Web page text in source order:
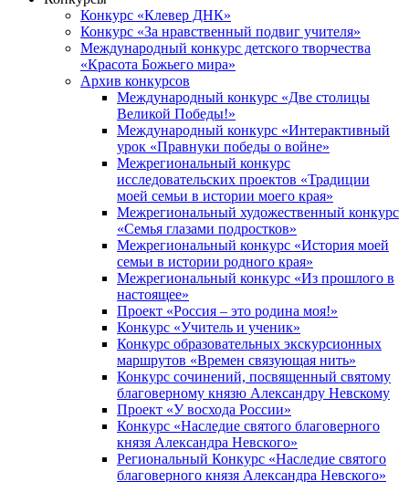
Конкурс «Клевер ДНК»
Конкурс «За нравственный подвиг учителя»
Международный конкурс детского творчества
«Красота Божьего мира»
Архив конкурсов
Международный конкурс «Две столицы
Великой Победы!»
Международный конкурс «Интерактивный
урок «Правнуки победы о войне»
Межрегиональный конкурс
исследовательских проектов «Традиции
моей семьи в истории моего края»
Межрегиональный художественный конкурс
«Семья глазами подростков»
Межрегиональный конкурс «История моей
семьи в истории родного края»
Межрегиональный конкурс «Из прошлого в
настоящее»
Проект «Россия – это родина моя!»
Конкурс «Учитель и ученик»
Конкурс образовательных экскурсионных
маршрутов «Времен связующая нить»
Конкурс сочинений, посвященный святому
благоверному князю Александру Невскому
Проект «У восхода России»
Конкурс «Наследие святого благоверного
князя Александра Невского»
Региональный Конкурс «Наследие святого
благоверного князя Александра Невского»